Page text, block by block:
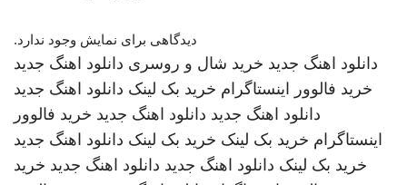
دیدگاهی برای نمایش وجود ندارد.
دانلود اهنگ جدید خرید شال و روسری دانلود اهنگ جدید
خرید فالوور اینستاگرام خرید بک لینک دانلود اهنگ جدید
دانلود اهنگ جدید دانلود اهنگ جدید خرید فالوور
اینستاگرام خرید بک لینک خرید بک لینک دانلود اهنگ جدید
خرید بک لینک دانلود اهنگ جدید دانلود اهنگ جدید خرید